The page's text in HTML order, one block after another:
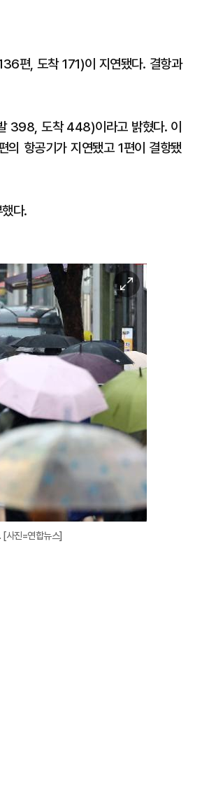
편, 도착 171)이 지연됐다. 결항과
398, 도착 448)이라고 밝혔다. 이
항공기가 지연됐고 1편이 결항됐
다.
이
미
확
대
[사진=연합뉴스]